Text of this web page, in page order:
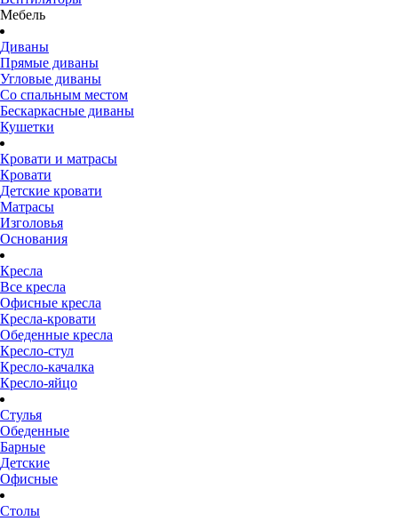
Мебель
Диваны
Прямые диваны
Угловые диваны
Со спальным местом
Бескаркасные диваны
Кушетки
Кровати и матрасы
Кровати
Детские кровати
Матрасы
Изголовья
Основания
Кресла
Все кресла
Офисные кресла
Кресла-кровати
Обеденные кресла
Кресло-стул
Кресло-качалка
Кресло-яйцо
Стулья
Обеденные
Барные
Детские
Офисные
Столы